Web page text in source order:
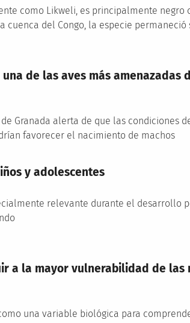
como Likweli, es principalmente negro
del Congo, la especie
de las aves más amenazadas
Granada alerta de que las condiciones
favorecer el nacimiento de machos
y adolescentes
relevante durante el desarrollo
a la mayor vulnerabilidad de las
una variable biológica para